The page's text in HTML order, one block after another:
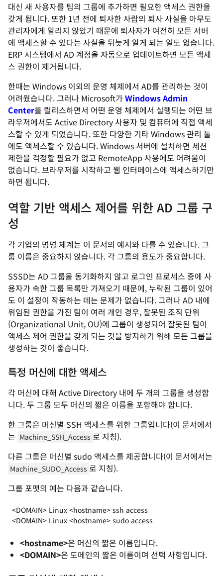
대신 새 사용자를 팀의 그룹에 추가하면 필요한 액세스 권한을
갖게 됩니다. 또한 1년 전에 퇴사한 사람의 퇴사 사실을 아무도
관리자에게 알리지 않았기 때문에 퇴사자가 여전히 모든 서버
에 액세스할 수 있다는 사실을 뒤늦게 알게 되는 일도 없습니다.
ERP 시스템에서 AD 계정을 자동으로 업데이트하면 모든 액세
스 권한이 제거됩니다.
한때는 Windows 이외의 운영 체제에서 AD를 관리하는 것이
어려웠습니다. 그러나 Microsoft가Windows Admin
Center를 릴리스하면서 어떤 운영 체제에서 실행되는 어떤 브
라우저에서도 Active Directory 사용자 및 컴퓨터에 직접 액세
스할 수 있게 되었습니다. 또한 다양한 기타 Windows 관리 툴
에도 액세스할 수 있습니다. Windows 서버에 설치하면 세션
제한을 걱정할 필요가 없고 RemoteApp 사용에도 어려움이
없습니다. 브라우저를 시작하고 웹 인터페이스에 액세스하기만
하면 됩니다.
역할 기반 액세스 제어를 위한 AD 그룹 구
성
각 기업의 명명 체계는 이 문서의 예시와 다를 수 있습니다. 그
룹 이름은 중요하지 않습니다. 각 그룹의 용도가 중요합니다.
SSSD는 AD 그룹을 동기화하지 않고 로그인 프로세스 중에 사
용자가 속한 그룹 목록만 가져오기 때문에, 누락된 그룹이 있어
도 이 설정이 작동하는 데는 문제가 없습니다. 그러나 AD 내에
위임된 권한을 가진 팀이 여러 개인 경우, 잘못된 조직 단위
(Organizational Unit, OU)에 그룹이 생성되어 잘못된 팀이
액세스 제어 권한을 갖게 되는 것을 방지하기 위해 모든 그룹을
생성하는 것이 좋습니다.
특정 머신에 대한 액세스
각 머신에 대해 Active Directory 내에 두 개의 그룹을 생성합
니다. 두 그룹 모두 머신의 짧은 이름을 포함해야 합니다.
한 그룹은 머신별 SSH 액세스를 위한 그룹입니다(이 문서에서
는 Machine_SSH_Access 로 지칭).
다른 그룹은 머신별 sudo 액세스를 제공합니다(이 문서에서는
Machine_SUDO_Access 로 지칭).
그룹 포맷의 예는 다음과 같습니다.
<DOMAIN> Linux <hostname> ssh access
<DOMAIN> Linux <hostname> sudo access
<hostname>은 머신의 짧은 이름입니다.
<DOMAIN>은 도메인의 짧은 이름이며 선택 사항입니다.